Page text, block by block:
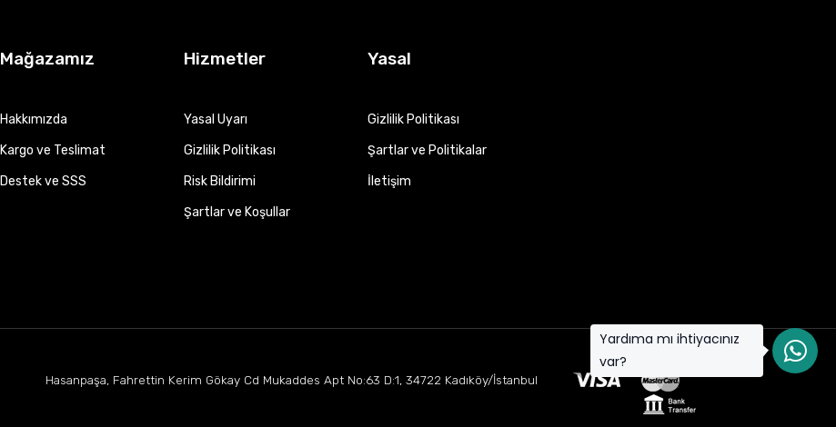
Mağazamız
Hakkımızda
Kargo ve Teslimat
Destek ve SSS
Hizmetler
Yasal Uyarı
Gizlilik Politikası
Risk Bildirimi
Şartlar ve Koşullar
Yasal
Gizlilik Politikası
Şartlar ve Politikalar
İletişim
Hasanpaşa, Fahrettin Kerim Gökay Cd Mukaddes Apt No:63 D:1, 34722 Kadıköy/İstanbul
Yardıma mı ihtiyacınız
var?